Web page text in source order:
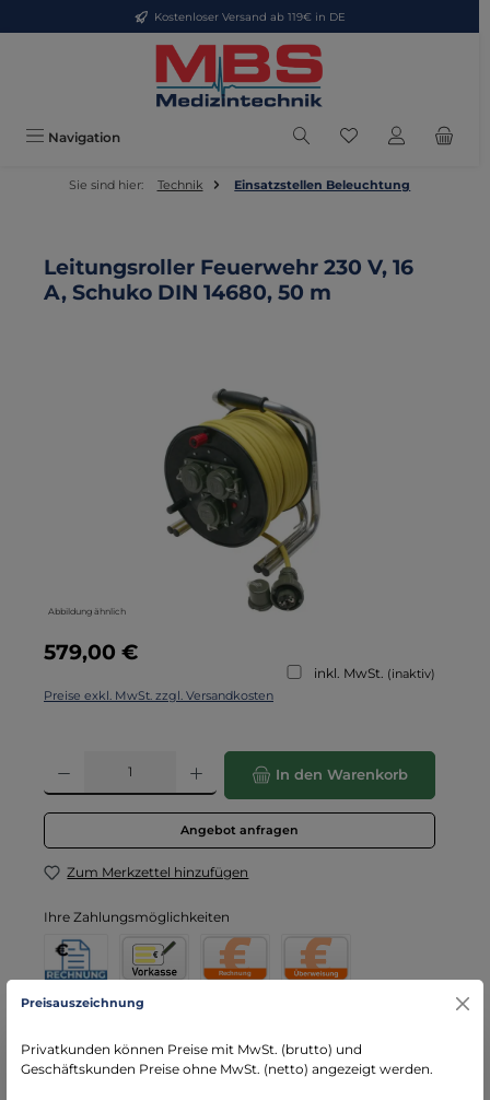
Zum Hauptinhalt springenKostenloser Versand ab 119€ in DE
Navigation Du hast 0
Sie sind hier: Technik Einsatzstellen Beleuchtung
Leitungsroller Feuerwehr 230 V, 16
A, Schuko DIN 14680, 50 m
Abbildung ähnlich
Regulärer Preis:
579,00 €
inkl. MwSt. (inaktiv)
Preise exkl. MwSt. zzgl. Versandkosten
Produkt Anzahl: Gib den gewünschten Wert ein oder benutze die
In den Warenkorb
Angebot anfragen
Zum Merkzettel hinzufügen
Ihre Zahlungsmöglichkeiten
KreditkarteWero PayPal
Produktnummer:100579
Preisauszeichnung
Privatkunden können Preise mit MwSt. (brutto) und
Geschäftskunden Preise ohne MwSt. (netto) angezeigt werden.